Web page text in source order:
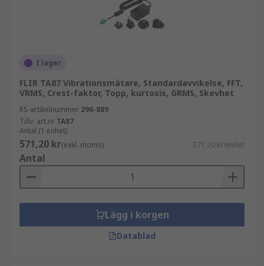
I lager
FLIR TA87 Vibrationsmätare, Standardavvikelse, FFT,
VRMS, Crest-faktor, Topp, kurtosis, GRMS, Skevhet
RS-artikelnummer 296-889
Tillv. art.nr TA87
Antal (1 enhet)
571,20 kr(exkl. moms) 571,20 kr/enhet
Antal
Lägg i korgen
Datablad